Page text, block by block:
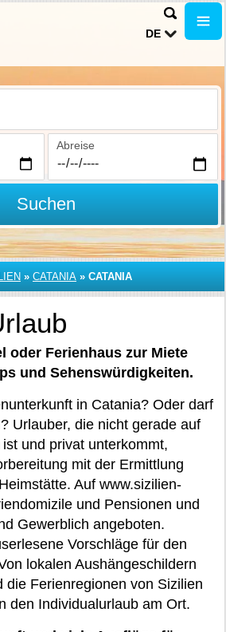
DE
Abreise
Suchen
» CATANIA » CATANIA
oder Ferienhaus zur Miete
und Sehenswürdigkeiten.
in Catania? Oder darf
Urlauber, die nicht gerade auf
und privat unterkommt,
mit der Ermittlung
Auf www.sizilien-
und Pensionen und
Gewerblich angeboten.
Vorschläge für den
lokalen Aushängeschildern
die Ferienregionen von Sizilien
den Individualurlaub am Ort.